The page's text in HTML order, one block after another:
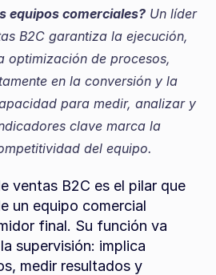
equipos comerciales? Un líder
B2C garantiza la ejecución,
optimización de procesos,
en la conversión y la
para medir, analizar y
clave marca la
del equipo.
ventas B2C es el pilar que
un equipo comercial
final. Su función va
supervisión: implica
medir resultados y